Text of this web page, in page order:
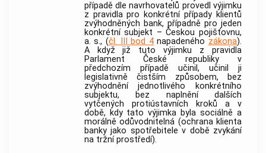
případě dle navrhovatelů provedl výjimku
z pravidla pro konkrétní případy klientů
zvýhodněných bank, případně pro jeden
konkrétní subjekt – Českou pojišťovnu,
a. s., (čl. III bod 4napadeného zákona).
A když již tuto výjimku z pravidla
Parlament České republiky v
předchozím případě učinil, učinil ji
legislativně čistším způsobem, bez
zvýhodnění jednotlivého konkrétního
subjektu, bez naplnění dalších
vytčených protiústavních kroků a v
době, kdy tato výjimka byla sociálně a
morálně odůvodnitelná (ochrana klienta
bankyjako spotřebitele v době zvykání
na tržní prostředí).